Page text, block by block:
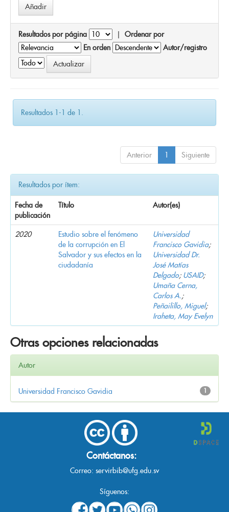
Resultados por página | Ordenar por
En orden
Autor/registro
Resultados 1-1 de 1.
Anterior 1 Siguiente
Resultados por ítem:
Fecha de
publicación
Título Autor(es)
2020
Estudio sobre el fenómeno
de la corrupción en El
Salvador y sus efectos en la
ciudadanía
Universidad
Francisco Gavidia;
Universidad Dr.
José Matías
Delgado; USAID;
Umaña Cerna,
Carlos A.;
Peñailillo, Miguel;
Iraheta, May Evelyn
Otras opciones relacionadas
Autor
1
Universidad Francisco Gavidia
Contáctanos:
Correo: servirbib@ufg.edu.sv
Síguenos: